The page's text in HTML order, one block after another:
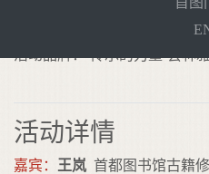
活动品牌： 传承的力量·芸林
活动详情
嘉宾： 王岚 首都图书馆古籍